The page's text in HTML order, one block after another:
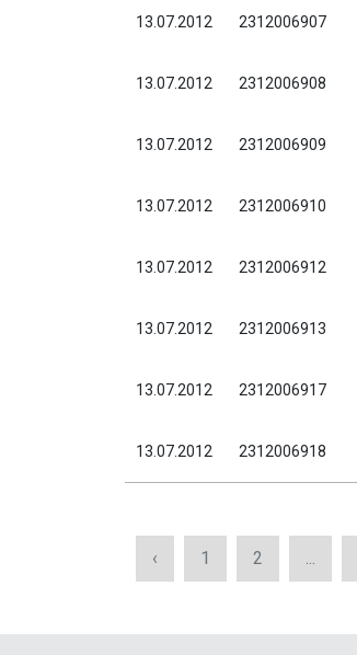
13.07.2012 2312006907
13.07.2012 2312006908
13.07.2012 2312006909
13.07.2012 2312006910
13.07.2012 2312006912
13.07.2012 2312006913
13.07.2012 2312006917
13.07.2012 2312006918
‹ 1 2 ...